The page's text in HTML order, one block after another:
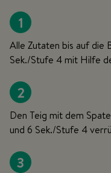
1
Alle Zutaten bis auf die
Sek./Stufe 4 mit Hilfe
2
Den Teig mit dem
und 6 Sek./Stufe 4
3